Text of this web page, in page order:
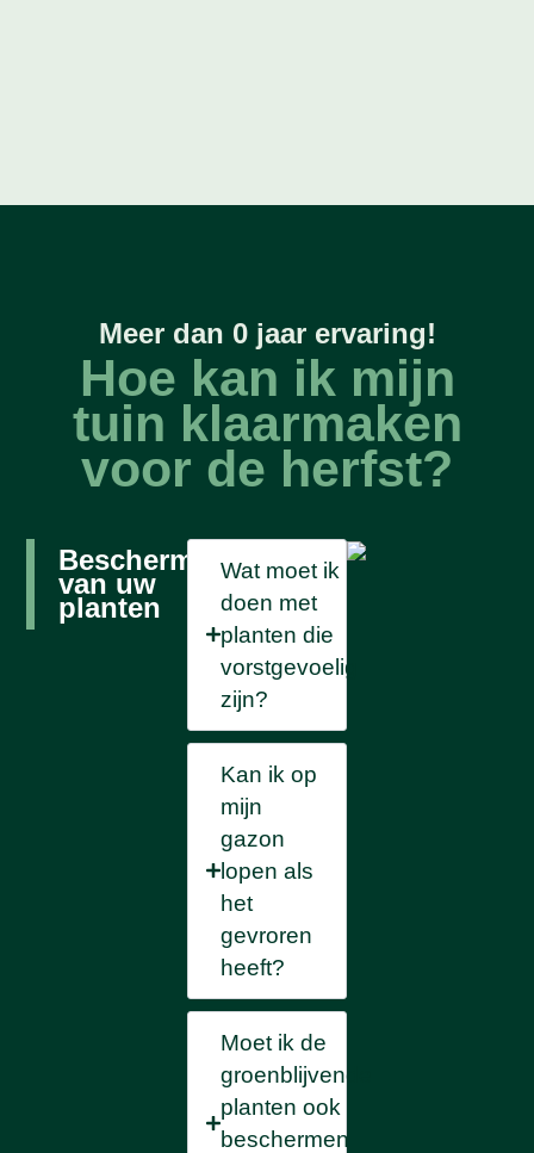
Meer dan 0 jaar ervaring!
Hoe kan ik mijn
tuin klaarmaken
voor de herfst?
Beschermen
van uw
planten
Wat moet ik
doen met
planten die
vorstgevoelig
zijn?
Kan ik op
mijn
gazon
lopen als
het
gevroren
heeft?
Moet ik de
groenblijvende
planten ook
beschermen